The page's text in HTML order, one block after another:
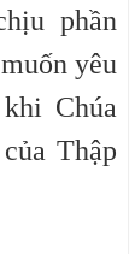
phần
yêu
Chúa
Thập